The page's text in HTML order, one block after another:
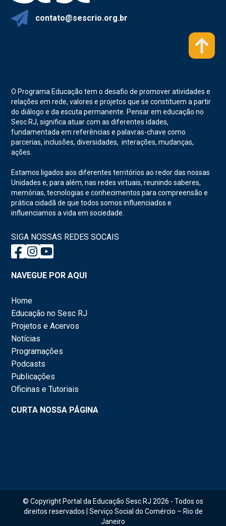
contato@sescrio.org.br
O Programa Educação tem o desafio de promover atividades e
relações em rede, valores e projetos que se constituem a partir
do diálogo e da escuta permanente. Pensar em educação no
Sesc RJ, significa atuar com as diferentes idades,
fundamentada em referências e palavras-chave como
parcerias, inclusões, diversidades, interações, mudanças,
ações.
Estamos ligados aos diferentes territórios ao redor das nossas
Unidades e, para além, nas redes virtuais, reunindo saberes,
memórias, tecnologias e conhecimentos para compreensão e
prática cidadã de que todos somos influenciados e
influenciamos a vida em sociedade.
SIGA NOSSAS REDES SOCAIS
NAVEGUE POR AQUI
Home
Educação no Sesc RJ
Projetos e Acervos
Notícias
Programações
Podcasts
Publicações
Oficinas e Tutoriais
CURTA NOSSA PÁGINA
© Copyright Portal da Educação Sesc RJ 2026 - Todos os
direitos reservados | Serviço Social do Comércio – Rio de
Janeiro